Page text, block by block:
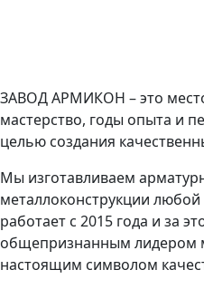
ЗАВОД АРМИКОН – это
мастерство, годы опыта и
целью создания
Мы изготавливаем
металлоконструкции
работает с 2015 года и за
общепризнанным лидером
настоящим символом